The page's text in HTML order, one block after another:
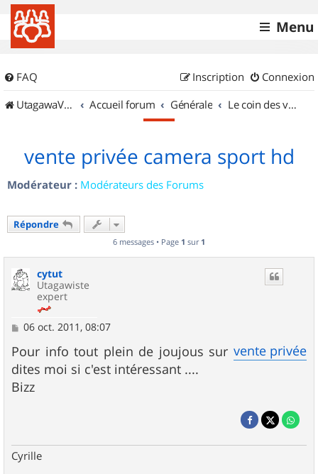
Menu
FAQ Connexion
Inscription
UtagawaVTT (Randos VTT et VTTAE avec traces GPS)
Accueil forum Générale Le coin des vidéastes
vente privée camera sport hd
Modérateur : Modérateurs des Forums
Répondre
6 messages • Page 1 sur 1
cytut
Utagawiste
expert
M
s
s
a
g
e
06 oct. 2011, 08:07
Pour info tout plein de joujous sur vente privée
dites moi si c'est intéressant ....
Bizz
Cyrille